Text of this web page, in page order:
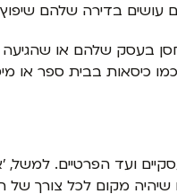
עושים בדירה שלהם
בעסק שלהם או
כיסאות בבית ספר או
ועד הפרטיים.
מקום לכל צורך של